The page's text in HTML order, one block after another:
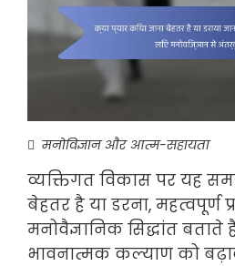
मनोविज्ञान और आत्म-सहायता
व्यक्तिगत विकास पर यह
बेहतर है या डरना, महत्वपूर्ण
मनोवैज्ञानिक सिद्धांत बताते
भावनात्मक कल्याण को